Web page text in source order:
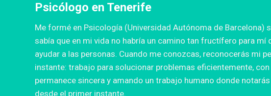
Psicólogo en Tenerife
Me formé en Psicología (Universidad Autónoma de Barcelona)
sabía que en mi vida no habría un camino tan fructífero para mí
ayudar a las personas. Cuando me conozcas, reconocerás mi
instante: trabajo para solucionar problemas eficientemente,
permanece sincera y amando un trabajo humano donde
desde el primer instante.